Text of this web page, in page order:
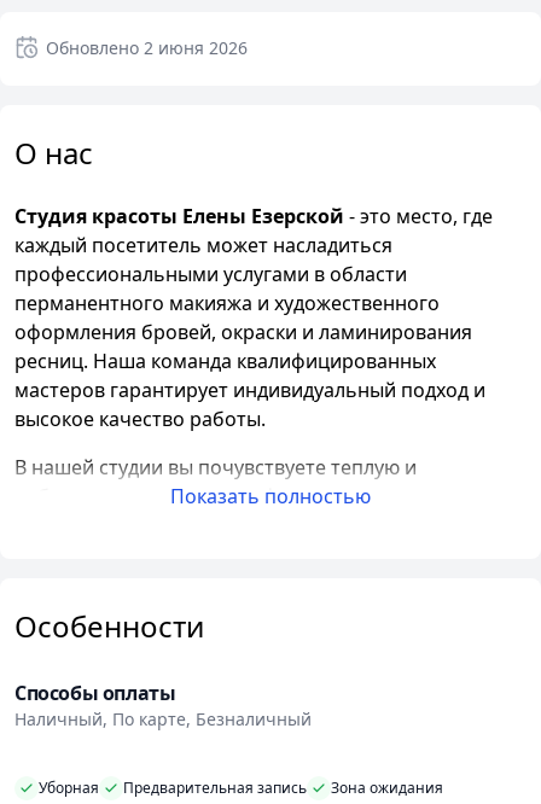
Обновлено 2 июня 2026
О нас
Студия красоты Елены Езерской - это место, где
каждый посетитель может насладиться
профессиональными услугами в области
перманентного макияжа и художественного
оформления бровей, окраски и ламинирования
ресниц. Наша команда квалифицированных
мастеров гарантирует индивидуальный подход и
высокое качество работы.
В нашей студии вы почувствуете теплую и
доброжелательную атмосферу, которая поможет
внешности и личные пожелания. Подбор пигментов
осуществляется по индивидуальному цветовому
гармоничного результата.
перманентный макияж губ, век, бровей, ареолы и
Показать полностью
Особенности
Способы оплаты
Наличный, По карте, Безналичный
Уборная Предварительная запись
Зона ожидания